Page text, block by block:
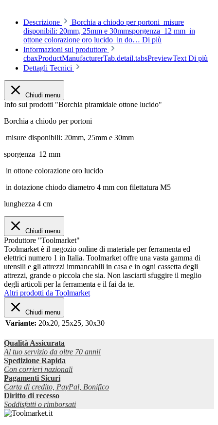
Descrizione
Borchia a chiodo per portoni misure
disponibili: 20mm, 25mm e 30mmsporgenza 12 mm in
ottone colorazione oro lucido in do… Di più
Informazioni sul produttore
cbaxProductManufacturerTab.detail.tabsPreviewText Di più
Dettagli Tecnici
Chiudi menu
Info sui prodotti "Borchia piramidale ottone lucido"
Borchia a chiodo per portoni
misure disponibili: 20mm, 25mm e 30mm
sporgenza 12 mm
in ottone colorazione oro lucido
in dotazione chiodo diametro 4 mm con filettatura M5
lunghezza 4 cm
Chiudi menu
Produttore "Toolmarket"
Toolmarket è il negozio online di materiale per ferramenta ed
elettrici numero 1 in Italia. Toolmarket offre una vasta gamma di
utensili e gli attrezzi immancabili in casa e in ogni cassetta degli
attrezzi, grande o piccola che sia. Non lasciarti sfuggire il meglio
degli articoli per la ferramenta e il fai da te.
Altri prodotti da Toolmarket
Chiudi menu
Variante: 20x20, 25x25, 30x30
Qualità Assicurata
Al tuo servizio da oltre 70 anni!
Spedizione Rapida
Con corrieri nazionali
Pagamenti Sicuri
Carta di credito, PayPal, Bonifico
Diritto di recesso
Soddisfatti o rimborsati